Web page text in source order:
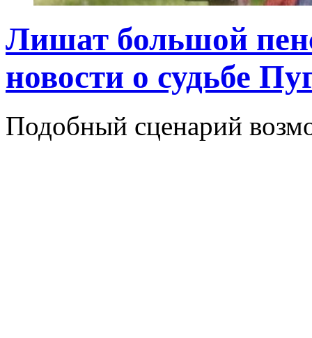
Лишат большой
новости о судьбе
Подобный сценарий